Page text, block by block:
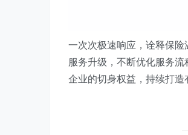
一次次极速响应，诠释保
服务升级，不断优化服务
企业的切身权益，持续打造